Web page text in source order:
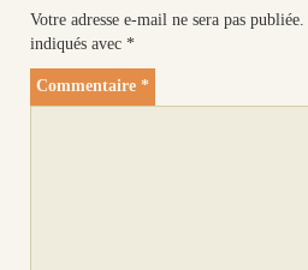
Votre adresse e-mail ne sera pas publiée.
indiqués avec *
Commentaire *